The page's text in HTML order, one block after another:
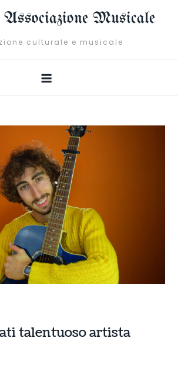
Associazione Musicale
culturale e musicale
talentuoso artista